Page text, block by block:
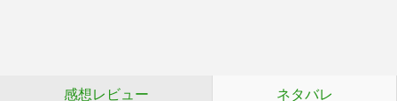
感想レビュー ネタバレ